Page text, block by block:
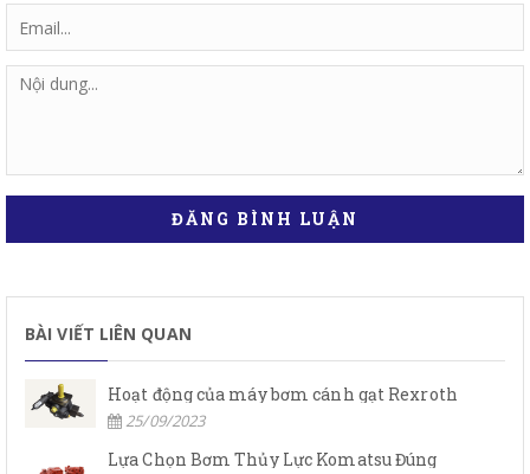
ĐĂNG BÌNH LUẬN
BÀI VIẾT LIÊN QUAN
Hoạt động của máy bơm cánh gạt Rexroth
25/09/2023
Lựa Chọn Bơm Thủy Lực Komatsu Đúng